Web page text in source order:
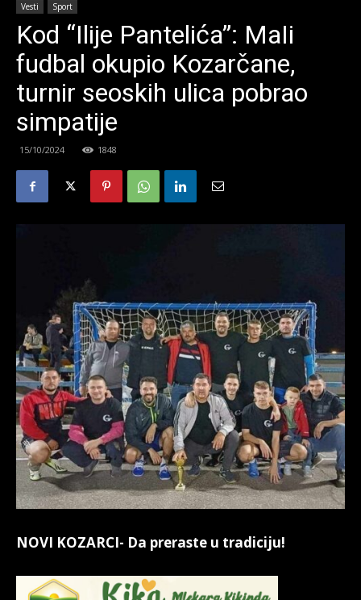
Kikinda
Vesti Sport
Kod “Ilije Pantelića”: MaIi
fudbal okupio Kozarčane,
turnir seoskih ulica pobrao
simpatije
15/10/2024 1848
NOVI KOZARCI- Da preraste u tradiciju!